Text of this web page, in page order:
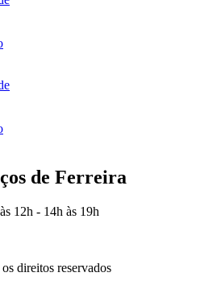
de Ferreira
12h - 14h às 19h
direitos reservados